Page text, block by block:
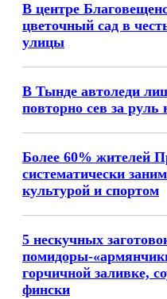
В центре
цветочный сад в
улицы
В Тынде автоледи
повторно сев за руль
Более 60% жителей
систематически
культурой и спортом
5 нескучных
помидоры-
горчичной заливке,
фински